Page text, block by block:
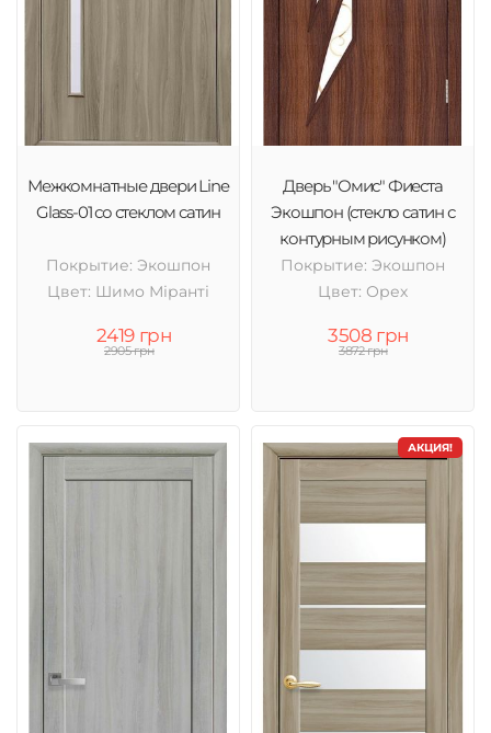
Межкомнатные двери Line
Glass-01 со стеклом сатин
Покрытие: Экошпон
Цвет: Шимо Міранті
2419 грн
2905 грн
Дверь "Омис" Фиеста
Экошпон (стекло сатин с
контурным рисунком)
Покрытие: Экошпон
Цвет: Орех
3508 грн
3872 грн
АКЦИЯ!